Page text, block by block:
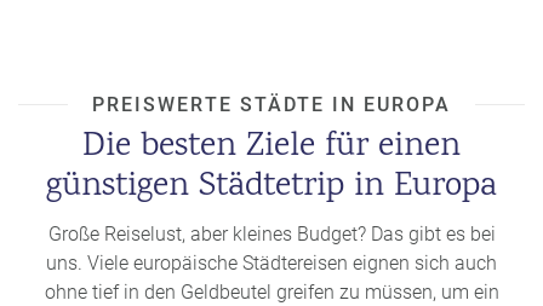
PREISWERTE STÄDTE IN EUROPA
Die besten Ziele für einen
günstigen Städtetrip in Europa
Große Reiselust, aber kleines Budget? Das gibt es bei
uns. Viele europäische Städtereisen eignen sich auch
ohne tief in den Geldbeutel greifen zu müssen, um ein